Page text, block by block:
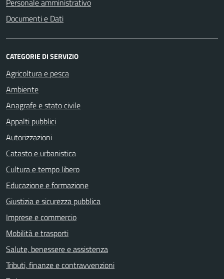
Personale amministrativo
Documenti e Dati
CATEGORIE DI SERVIZIO
Agricoltura e pesca
Ambiente
Anagrafe e stato civile
Appalti pubblici
Autorizzazioni
Catasto e urbanistica
Cultura e tempo libero
Educazione e formazione
Giustizia e sicurezza pubblica
Imprese e commercio
Mobilità e trasporti
Salute, benessere e assistenza
Tributi, finanze e contravvenzioni